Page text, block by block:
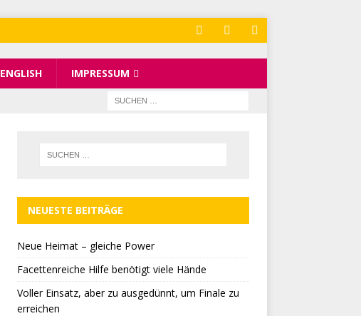
ENGLISH IMPRESSUM
NEUESTE BEITRÄGE
Neue Heimat – gleiche Power
Facettenreiche Hilfe benötigt viele Hände
Voller Einsatz, aber zu ausgedünnt, um Finale zu
erreichen